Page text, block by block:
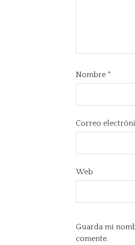
Nombre *
Correo
Web
Guarda mi
comente.